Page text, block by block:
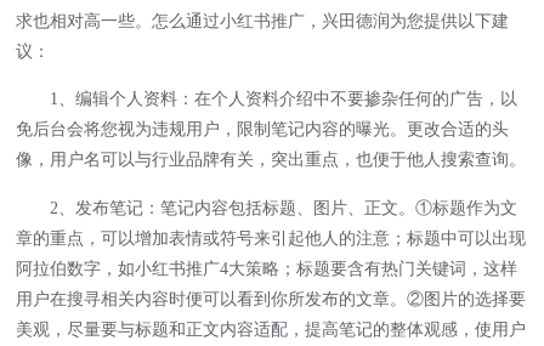
求也相对高一些。怎么通过小红书推广 ，兴田德润为您提供以下建
议：
1、编辑个人资料：在个人资料介绍中不要掺杂任何的广告，以
免后台会将您视为违规用户，限制笔记内容的曝光。更改合适的头
像，用户名可以与行业品牌有关，突出重点，也便于他人搜索查询。
2、发布笔记：笔记内容包括标题、图片、正文。①标题作为文
章的重点，可以增加表情或符号来引起他人的注意；标题中可以出现
阿拉伯数字，如小红书推广4大策略；标题要含有热门关键词，这样
用户在搜寻相关内容时便可以看到你所发布的文章。②图片的选择要
美观，尽量要与标题和正文内容适配，提高笔记的整体观感，使用户